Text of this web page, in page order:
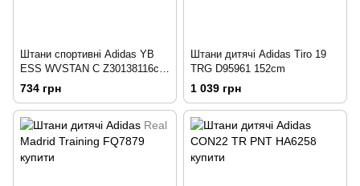
Штани спортивні Adidas YB
ESS WVSTAN C Z30138116cm
116cm
734 грн
Штани дитячі Adidas Tiro 19
TRG D95961 152cm
1 039 грн